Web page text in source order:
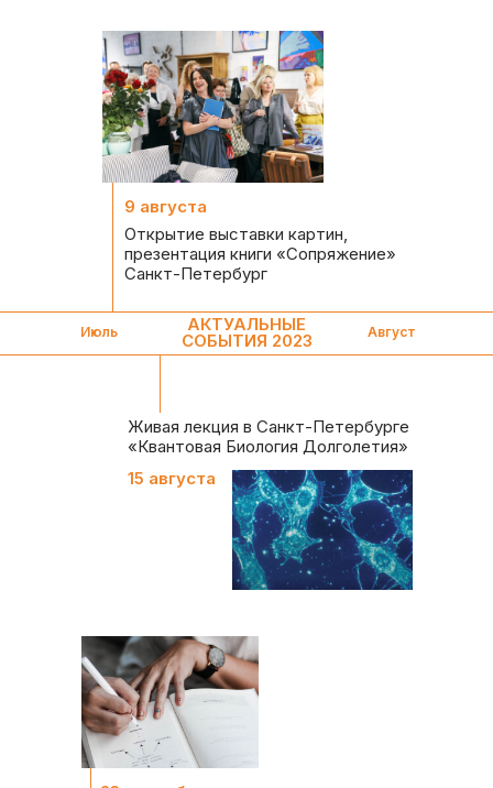
АКТУАЛЬНЫЕ
СОБЫТИЯ 2023
Июль Август
15 августа
Живая лекция в Санкт-Петербурге
«Квантовая Биология Долголетия»
9 августа
Открытие выставки картин,
презентация книги «‎Сопряжение»
Санкт-Петербург